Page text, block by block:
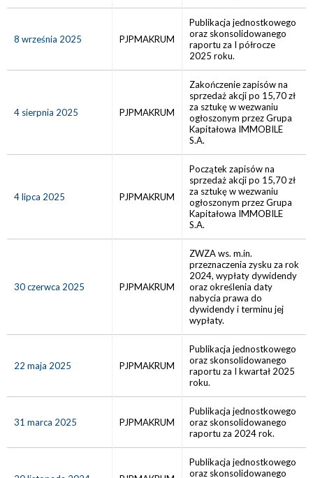
8 września 2025 PJPMAKRUM
Publikacja jednostkowego
oraz skonsolidowanego
raportu za I półrocze
2025 roku.
4 sierpnia 2025 PJPMAKRUM
Zakończenie zapisów na
sprzedaż akcji po 15,70 zł
za sztukę w wezwaniu
ogłoszonym przez Grupa
Kapitałowa IMMOBILE
S.A.
4 lipca 2025 PJPMAKRUM
Początek zapisów na
sprzedaż akcji po 15,70 zł
za sztukę w wezwaniu
ogłoszonym przez Grupa
Kapitałowa IMMOBILE
S.A.
30 czerwca 2025 PJPMAKRUM
ZWZA ws. m.in.
przeznaczenia zysku za rok
2024, wypłaty dywidendy
oraz określenia daty
nabycia prawa do
dywidendy i terminu jej
wypłaty.
22 maja 2025 PJPMAKRUM
Publikacja jednostkowego
oraz skonsolidowanego
raportu za I kwartał 2025
roku.
31 marca 2025 PJPMAKRUM
Publikacja jednostkowego
oraz skonsolidowanego
raportu za 2024 rok.
Publikacja jednostkowego
oraz skonsolidowanego